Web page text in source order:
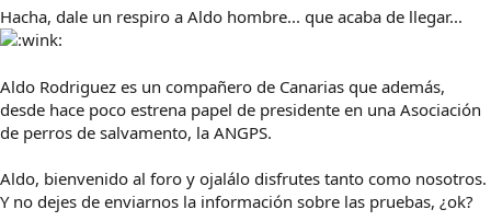
Hacha, dale un respiro a Aldo hombre... que acaba de llegar...
Aldo Rodriguez es un compañero de Canarias que además,
desde hace poco estrena papel de presidente en una Asociación
de perros de salvamento, la ANGPS.
Aldo, bienvenido al foro y ojalálo disfrutes tanto como nosotros.
Y no dejes de enviarnos la información sobre las pruebas, ¿ok?